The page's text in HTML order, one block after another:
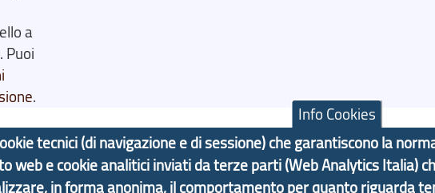
a
Puoi
.
di Genova | CF: 80007350103
Info Cookies
tecnici (di navigazione e di sessione) che garantiscono la
web e cookie analitici inviati da terze parti (Web Analytics Italia)
in forma anonima, il comportamento per quanto riguarda